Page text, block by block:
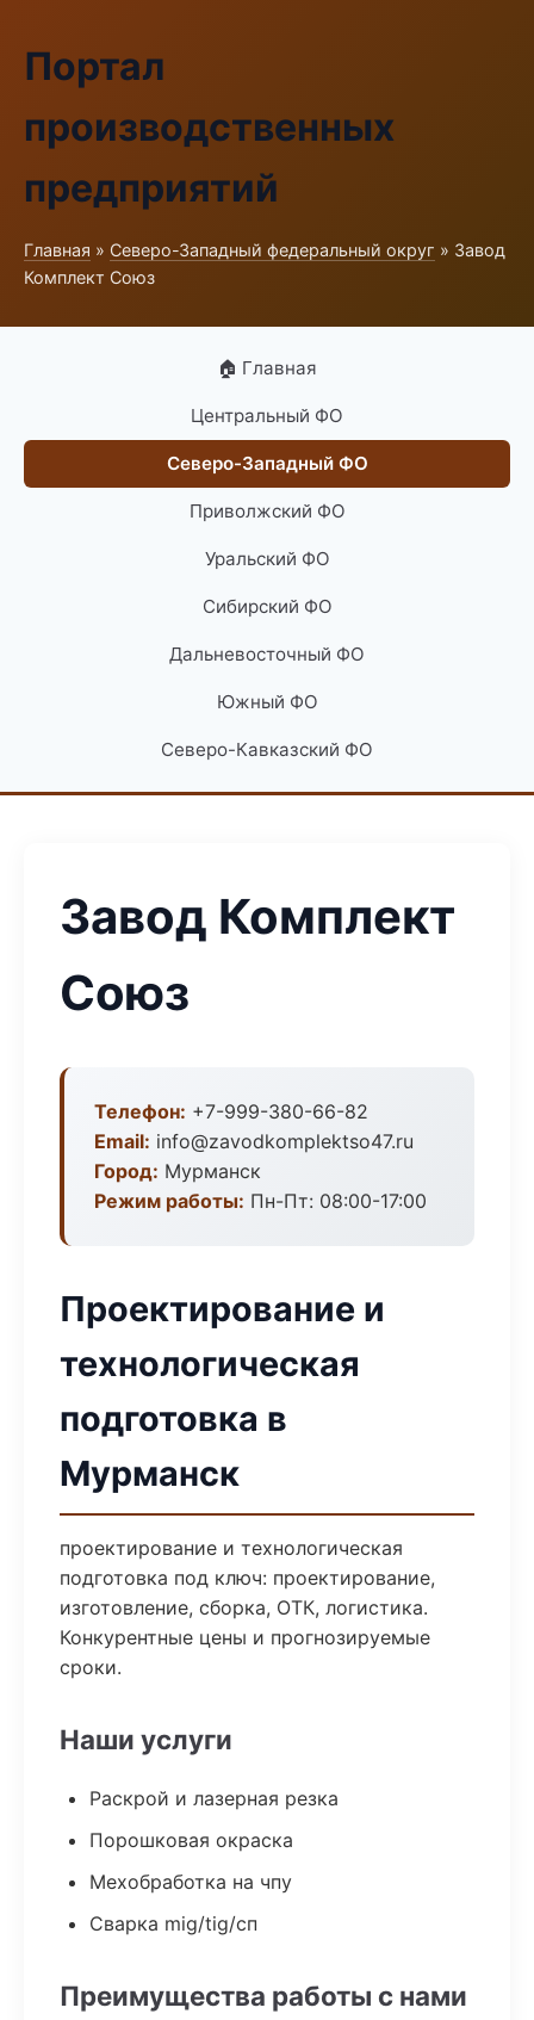
Портал
производственных
предприятий
Главная » Северо-Западный федеральный округ » Завод
Комплект Союз
🏠 Главная
Центральный ФО
Северо-Западный ФО
Приволжский ФО
Уральский ФО
Сибирский ФО
Дальневосточный ФО
Южный ФО
Северо-Кавказский ФО
Завод Комплект
Союз
Телефон: +7-999-380-66-82
Email: info@zavodkomplektso47.ru
Город: Мурманск
Режим работы: Пн-Пт: 08:00-17:00
Проектирование и
технологическая
подготовка в
Мурманск
проектирование и технологическая
подготовка под ключ: проектирование,
изготовление, сборка, ОТК, логистика.
Конкурентные цены и прогнозируемые
сроки.
Наши услуги
Раскрой и лазерная резка
Порошковая окраска
Мехобработка на чпу
Сварка mig/tig/сп
Преимущества работы с нами